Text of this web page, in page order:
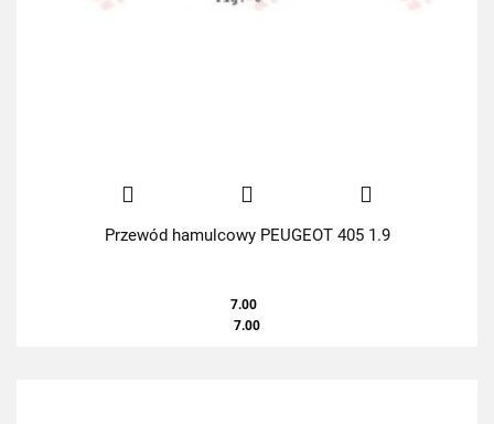
Przewód hamulcowy PEUGEOT 405 1.9
7.00
7.00